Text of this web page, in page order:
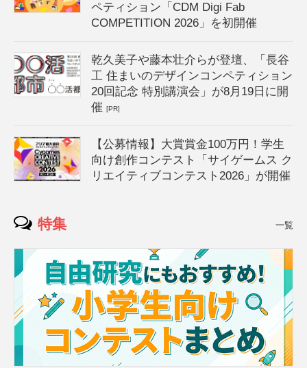
ペティション「CDM Digi Fab
COMPETITION 2026」を初開催
乾久美子や藤本壮介らが登壇、「長谷
工 住まいのデザインコンペティション
20回記念 特別講演会」が8月19日に開
催[PR]
【公募情報】大賞賞金100万円！学生
向け創作コンテスト「サイゲームス ク
リエイティブコンテスト2026」が開催
特集 一覧